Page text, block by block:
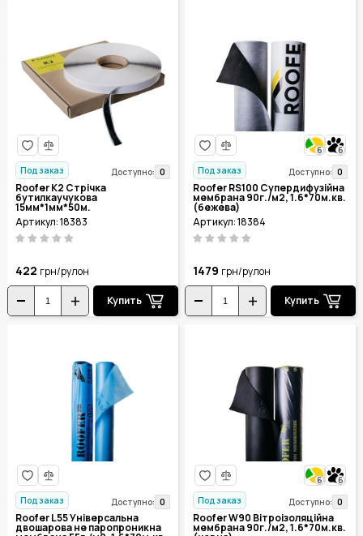
Под заказ Доступно: 0
Roofer K2 Стрічка
бутилкаучукова
15мм*1мм*50м.
Артикул: 18383
422 грн/рулон
Купить
6
6
Под заказ
Доступно: 0
Roofer RS100 Супердифузійна
мембрана 90г./м2, 1.6*70м.кв.
(бежева)
Артикул: 18384
1479 грн/рулон
Купить
Под заказ Доступно: 0
Roofer L55 Універсальна
двошарова не паропроникна
6
6
Под заказ
Доступно: 0
Roofer W90 Вітроізоляційна
мембрана 90г./м2, 1.6*70м.кв.